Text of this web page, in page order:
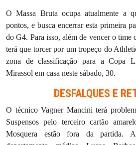
O Massa Bruta ocupa atualmente a
pontos, e busca encerrar esta primeira
do G4. Para isso, além de vencer o time
terá que torcer por um tropeço do
zona de classificação para a Copa
Mirassol em casa neste sábado, 30.
DESFALQUES E
O técnico Vagner Mancini terá
Suspensos pelo terceiro cartão
Mosquera estão fora da partida.